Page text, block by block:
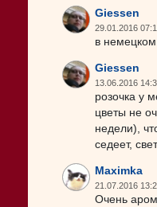
Giessen
29.01.2016
в немецком
Giessen
13.06.2016
розочка у
цветы не
недели),
седеет,
Maximka
21.07.2016
Очень